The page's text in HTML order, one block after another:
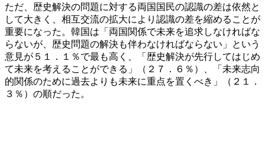
ただ、歴史解決の問題に対する両国国民の認識の差は依然と
して大きく、相互交流の拡大により認識の差を縮めることが
重要になった。韓国は「両国関係で未来を追求しなければな
らないが、歴史問題の解決も伴わなければならない」という
意見が５１．１％で最も高く、「歴史解決が先行してはじめ
て未来を考えることができる」（２７．６％）、「未来志向
的関係のために過去よりも未来に重点を置くべき」（２１．
３％）の順だった。